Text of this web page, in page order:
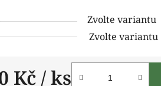
Zvolte variantu
Zvolte variantu
Kč / ks